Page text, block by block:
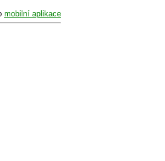
mobilní aplikace